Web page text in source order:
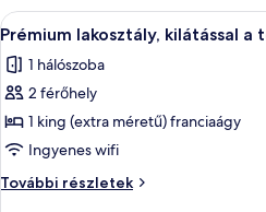
ággyal,
kilátással
a
tengerre
tengerre
részletei
A
következő
szoba
összes
képének
megtekintése:
Prémium
lakosztály,
7
Prémium lakosztály, kilátással
1 hálószoba
2 férőhely
1 king (extra méretű) franciaágy
Ingyenes wifi
További részletek
Prémium